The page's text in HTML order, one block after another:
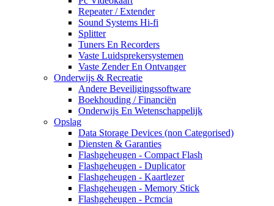
Repeater / Extender
Sound Systems Hi-fi
Splitter
Tuners En Recorders
Vaste Luidsprekersystemen
Vaste Zender En Ontvanger
Onderwijs & Recreatie
Andere Beveiligingssoftware
Boekhouding / Financiën
Onderwijs En Wetenschappelijk
Opslag
Data Storage Devices (non Categorised)
Diensten & Garanties
Flashgeheugen - Compact Flash
Flashgeheugen - Duplicator
Flashgeheugen - Kaartlezer
Flashgeheugen - Memory Stick
Flashgeheugen - Pcmcia